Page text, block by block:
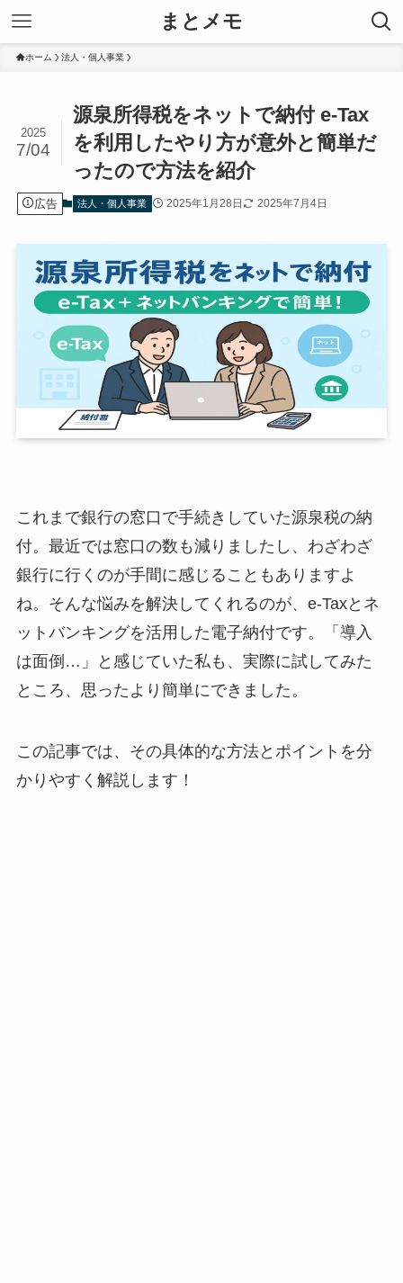
まとメモ
ホーム 法人・個人事業
源泉所得税をネットで納付 e-Tax
を利用したやり方が意外と簡単だ
ったので方法を紹介
2025
7/04
広告 法人・個人事業 2025年1月28日 2025年7月4日
これまで銀行の窓口で手続きしていた源泉税の納
付。最近では窓口の数も減りましたし、わざわざ
銀行に行くのが手間に感じることもありますよ
ね。そんな悩みを解決してくれるのが、e-Taxとネ
ットバンキングを活用した電子納付です。「導入
は面倒…」と感じていた私も、実際に試してみた
ところ、思ったより簡単にできました。
この記事では、その具体的な方法とポイントを分
かりやすく解説します！